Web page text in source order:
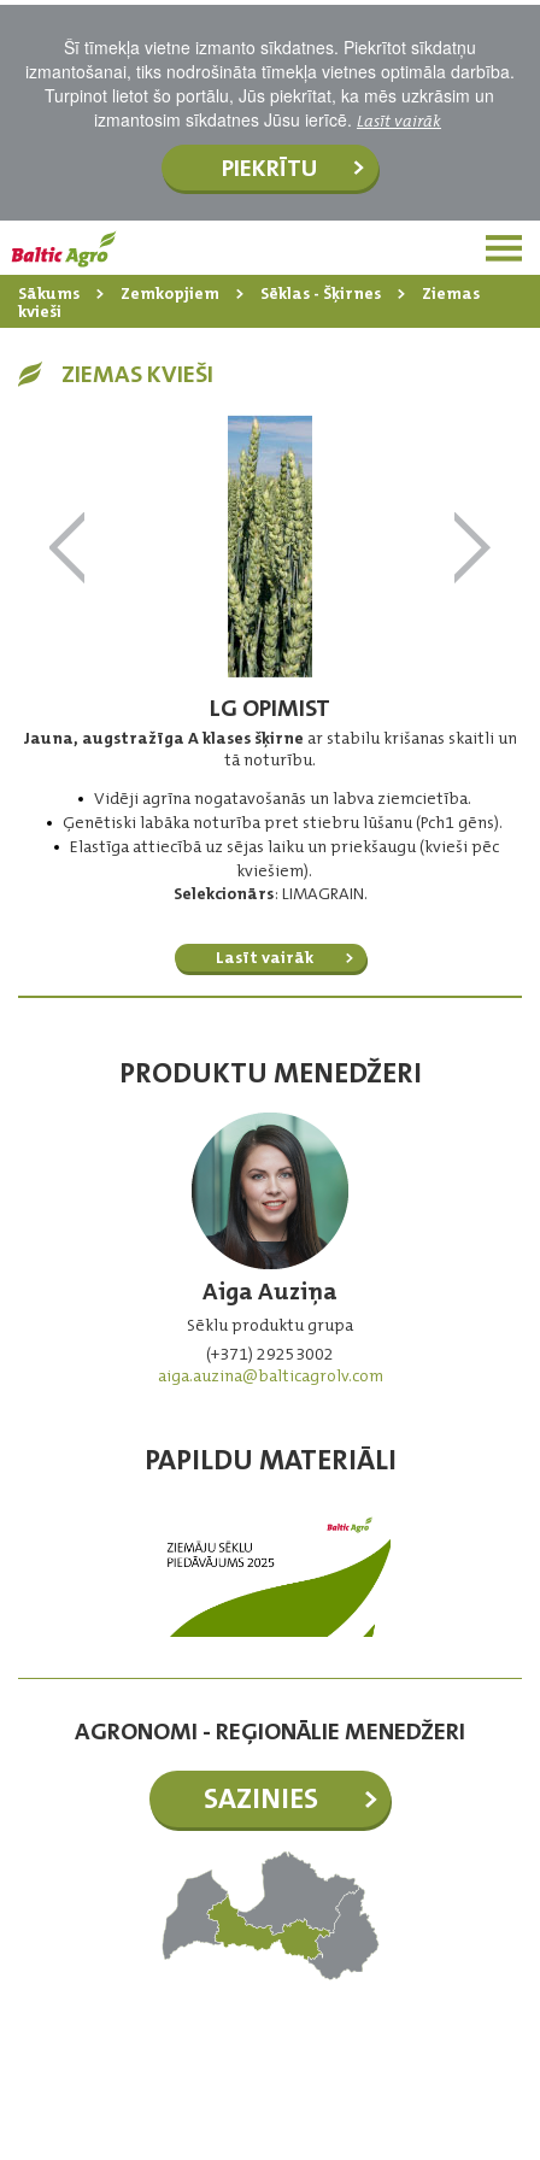
Šī tīmekļa vietne izmanto sīkdatnes. Piekrītot sīkdatņu
izmantošanai, tiks nodrošināta tīmekļa vietnes optimāla darbība.
Turpinot lietot šo portālu, Jūs piekrītat, ka mēs uzkrāsim un
izmantosim sīkdatnes Jūsu ierīcē. Lasīt vairāk
PIEKRĪTU
Sākums Zemkopjiem Sēklas - Šķirnes
Ziemas
kvieši
ZIEMAS KVIEŠI
LG OPIMIST
Jauna, augstražīga A klases šķirne ar stabilu krišanas skaitli un
tā noturību.
Vidēji agrīna nogatavošanās un labva ziemcietība.
Ģenētiski labāka noturība pret stiebru lūšanu (Pch1 gēns).
Elastīga attiecībā uz sējas laiku un priekšaugu (kvieši pēc
kviešiem).
Selekcionārs: LIMAGRAIN.
Lasīt vairāk
PRODUKTU MENEDŽERI
Aiga Auziņa
Sēklu produktu grupa
(+371) 29253002
aiga.auzina@balticagrolv.com
PAPILDU MATERIĀLI
AGRONOMI - REĢIONĀLIE MENEDŽERI
SAZINIES